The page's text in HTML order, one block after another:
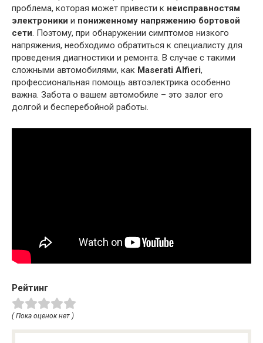
проблема, которая может привести к неисправностям
электроники и пониженному напряжению бортовой
сети. Поэтому, при обнаружении симптомов низкого
напряжения, необходимо обратиться к специалисту для
проведения диагностики и ремонта. В случае с такими
сложными автомобилями, как Maserati Alfieri,
профессиональная помощь автоэлектрика особенно
важна. Забота о вашем автомобиле – это залог его
долгой и бесперебойной работы.
Рейтинг
( Пока оценок нет )